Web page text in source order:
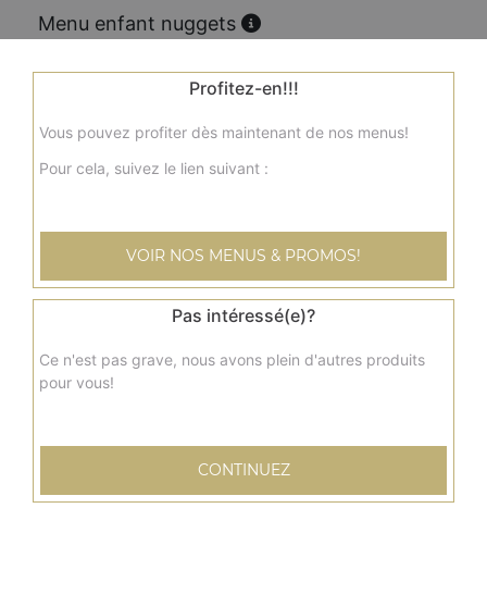
Menu enfant nuggets
8.90€
Profitez-en!!!
Vous pouvez profiter dès maintenant de nos menus!
Pour cela, suivez le lien suivant :
VOIR NOS MENUS & PROMOS!
Pas intéressé(e)?
Ce n'est pas grave, nous avons plein d'autres produits
pour vous!
CONTINUEZ